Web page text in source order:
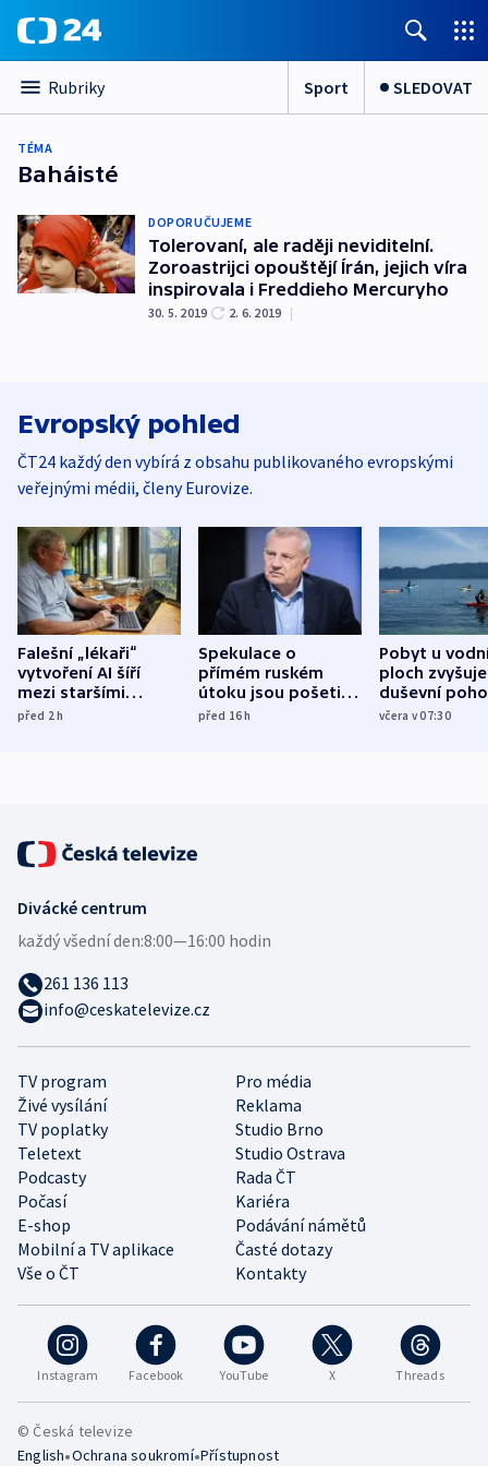
Rubriky Sport SLEDOVAT
TÉMA
Baháisté
DOPORUČUJEME
Tolerovaní, ale raději neviditelní.
Zoroastrijci opouštějí Írán, jejich víra
inspirovala i Freddieho Mercuryho
30. 5. 2019 2. 6. 2019 |
Evropský pohled
ČT24 každý den vybírá z obsahu publikovaného evropskými
veřejnými médii, členy Eurovize.
Falešní „lékaři“
vytvoření AI šíří
mezi staršími
Poláky nebezpečné
před 2h
Spekulace o
přímém ruském
útoku jsou pošetilé,
míní estonský
před 16h
Pobyt u
ploch zvyšuje
duševní
ukázala
včera v 07:30
Instagram Facebook YouTube X Threads
TV program
Pro média
Živé vysílání
Reklama
TV poplatky
Studio Brno
Teletext
Studio Ostrava
Podcasty
Rada ČT
Počasí
Kariéra
E-shop
Podávání námětů
Mobilní a TV aplikace
Časté dotazy
Vše o ČT
Kontakty
Divácké centrum
každý všední den:8:00—16:00 hodin
261 136 113
info@ceskatelevize.cz
© Česká televize
English•Ochrana soukromí•Přístupnost